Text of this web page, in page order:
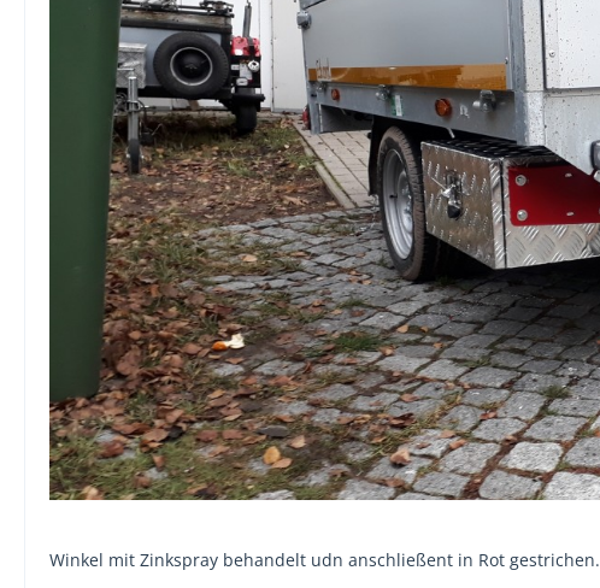
Winkel mit Zinkspray behandelt udn anschließent in Rot gestrichen.